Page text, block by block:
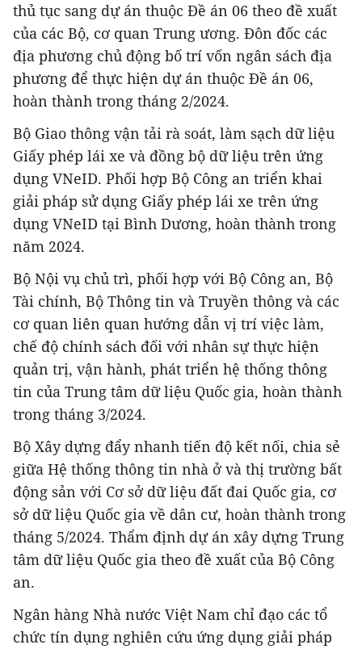
thủ tục sang dự án thuộc Đề án 06 theo đề xuất
của các Bộ, cơ quan Trung ương. Đôn đốc các
địa phương chủ động bố trí vốn ngân sách địa
phương để thực hiện dự án thuộc Đề án 06,
hoàn thành trong tháng 2/2024.
Bộ Giao thông vận tải rà soát, làm sạch dữ liệu
Giấy phép lái xe và đồng bộ dữ liệu trên ứng
dụng VNeID. Phối hợp Bộ Công an triển khai
giải pháp sử dụng Giấy phép lái xe trên ứng
dụng VNeID tại Bình Dương, hoàn thành trong
năm 2024.
Bộ Nội vụ chủ trì, phối hợp với Bộ Công an, Bộ
Tài chính, Bộ Thông tin và Truyền thông và các
cơ quan liên quan hướng dẫn vị trí việc làm,
chế độ chính sách đối với nhân sự thực hiện
quản trị, vận hành, phát triển hệ thống thông
tin của Trung tâm dữ liệu Quốc gia, hoàn thành
trong tháng 3/2024.
Bộ Xây dựng đẩy nhanh tiến độ kết nối, chia sẻ
giữa Hệ thống thông tin nhà ở và thị trường bất
động sản với Cơ sở dữ liệu đất đai Quốc gia, cơ
sở dữ liệu Quốc gia về dân cư, hoàn thành trong
tháng 5/2024. Thẩm định dự án xây dựng Trung
tâm dữ liệu Quốc gia theo đề xuất của Bộ Công
an.
Ngân hàng Nhà nước Việt Nam chỉ đạo các tổ
chức tín dụng nghiên cứu ứng dụng giải pháp